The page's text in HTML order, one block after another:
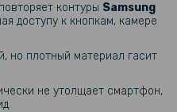
для Samsung Galaxy A17 4G /
контуры Samsung
доступу к кнопкам, камере
но плотный материал гасит
не утолщает смартфон,